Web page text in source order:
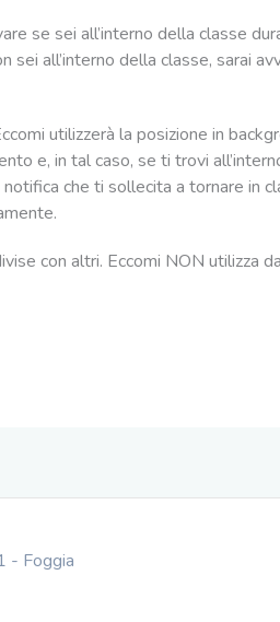
se sei all’interno della classe
sei all’interno della classe, sarai
utilizzerà la posizione in
e, in tal caso, se ti trovi
notifica che ti sollecita a tornare in
con altri. Eccomi NON utilizza
- Foggia